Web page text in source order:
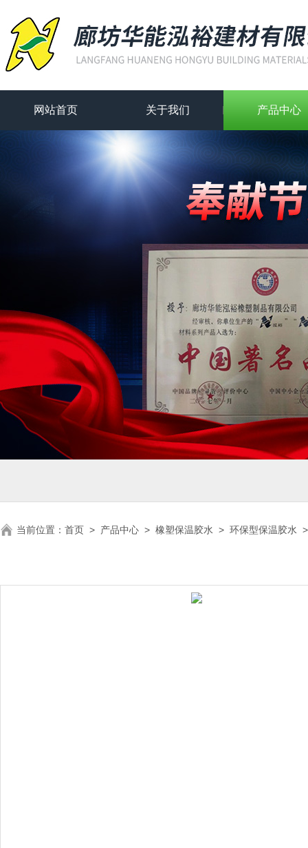
网站首页 关于我们 产品中心
当前位置： 首页 > 产品中心 > 橡塑保温胶水 > 环保型保温胶水